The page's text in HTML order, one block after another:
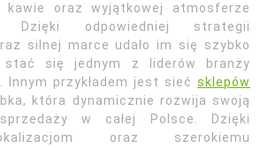
kawie oraz wyjątkowej atmosferze
Dzięki odpowiedniej strategii
silnej marce udało im się szybko
się jednym z liderów branży
Innym przykładem jest sieć sklepów
która dynamicznie rozwija swoją
w całej Polsce. Dzięki
oraz szerokiemu